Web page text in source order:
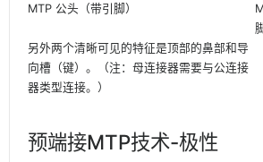
MTP 公头（带引脚）
另外两个清晰可见的特征是顶部的鼻部和导
向槽（键）。（注：母连接器需要与公连接
器类型连接。）
预端接MTP技术-极性